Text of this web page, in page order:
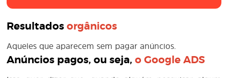
Resultadosorgânicos
Aqueles que aparecem sem pagar anúncios.
Anúncios pagos, ou seja,oGoogle ADS